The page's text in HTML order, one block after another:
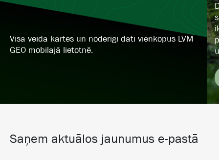
Visa veida kartes un noderīgi dati vienkopus LVM
GEO mobilajā lietotnē.
Saņem aktuālos jaunumus e-pastā